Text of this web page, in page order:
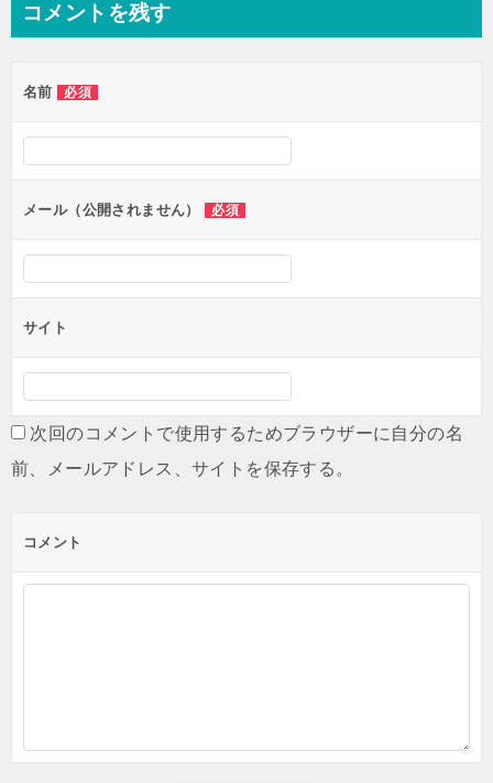
ビ
ー
シ
ン
コメントを残す
名前 必須
メール（公開されません） 必須
サイト
次回のコメントで使用するためブラウザーに自分の名
前、メールアドレス、サイトを保存する。
コメント